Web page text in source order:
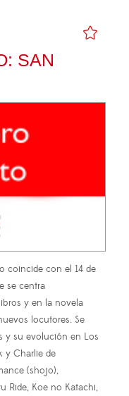
SAN
coincide con el 14 de
se centra
y en la novela
locutores. Se
y su evolución en Los
y Charlie de
(shojo),
Ride, Koe no Katachi,